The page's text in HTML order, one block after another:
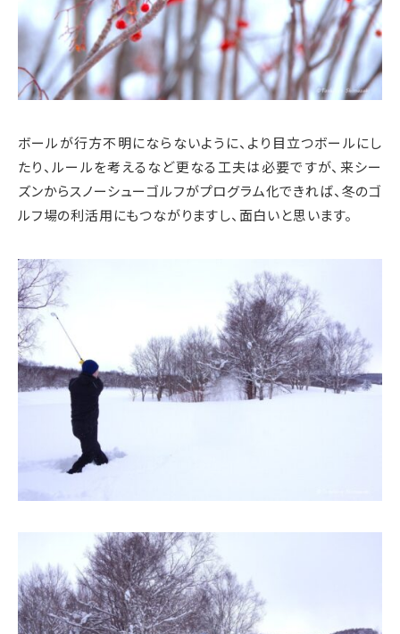
ボールが行方不明にならないように、より目立つボールにし
たり、ルールを考えるなど更なる工夫は必要ですが、来シー
ズンからスノーシューゴルフがプログラム化できれば、冬のゴ
ルフ場の利活用にもつながりますし、面白いと思います。